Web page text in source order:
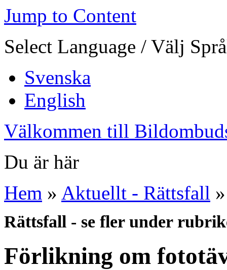
Jump to Content
Select Language / Välj
Svenska
English
Välkommen till
Du är här
Hem » Aktuellt - Rättsfall
Rättsfall - se fler under
Förlikning om